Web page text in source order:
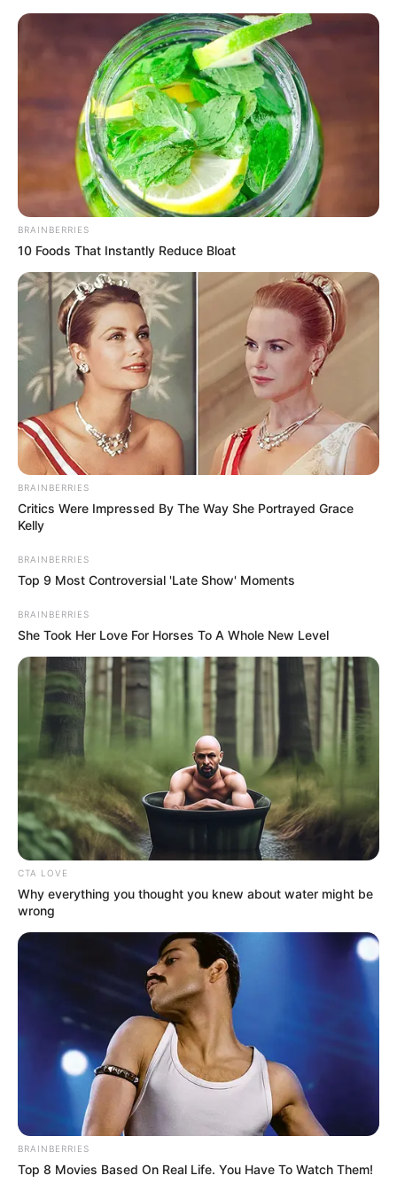
Home Acs e ACE > Brasília > Notícia >
Agentes Comunitários
e de Endemias já podem acumular cargos. Saiba mais detalhes!
Agentes Comunitários e de
Endemias já podem acumular
cargos. Saiba mais detalhes!
Lei garante queAgentes Comunitários de Saúde e
BRAINBERRIES
10 Foods That Instantly Reduce Bloat
BRAINBERRIES
Critics Were Impressed By The Way She Portrayed Grace
Kelly
BRAINBERRIES
Top 9 Most Controversial 'Late Show' Moments
BRAINBERRIES
She Took Her Love For Horses To A Whole New Level
CTA LOVE
Why everything you thought you knew about water might be
wrong
BRAINBERRIES
Top 8 Movies Based On Real Life. You Have To Watch Them!